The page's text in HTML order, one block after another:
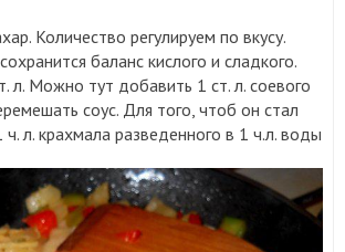
Количество регулируем по вкусу.
баланс кислого и сладкого.
л. Можно тут добавить 1 ст. л. соевого
соус. Для того, чтоб он стал
л. крахмала разведенного в 1 ч.л. воды